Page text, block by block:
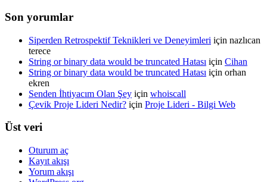
Son yorumlar
Siperden Retrospektif Teknikleri ve Deneyimleri için nazlıcan
terece
String or binary data would be truncated Hatası için Cihan
String or binary data would be truncated Hatası için orhan
ekren
Senden İhtiyacım Olan Şey için whoiscall
Çevik Proje Lideri Nedir? için Proje Lideri - Bilgi Web
Üst veri
Oturum aç
Kayıt akışı
Yorum akışı